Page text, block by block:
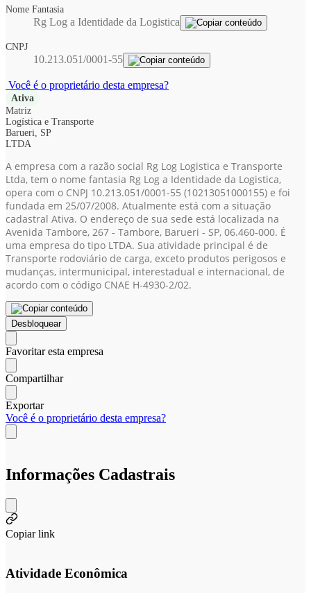
Nome Fantasia
Rg Log a Identidade da Logistica
CNPJ
10.213.051/0001-55
Você é o proprietário desta empresa?
Ativa
Matriz
Logística e Transporte
Barueri, SP
LTDA
A empresa com a razão social Rg Log Logistica e Transporte
Ltda, tem o nome fantasia Rg Log a Identidade da Logistica,
opera com o CNPJ 10.213.051/0001-55 (10213051000155) e foi
fundada em 25/07/2008. Atualmente está com a situação
cadastral Ativa. O endereço de sua sede está localizada na
Avenida Tambore, 267 - Tambore, Barueri - SP, 06.460-000. É
uma empresa do tipo LTDA. Sua atividade principal é de
Transporte rodoviário de carga, exceto produtos perigosos e
mudanças, intermunicipal, interestadual e internacional, de
acordo com o código CNAE H-4930-2/02.
Desbloquear
Favoritar esta empresa
Compartilhar
Exportar
Você é o proprietário desta empresa?
Informações Cadastrais
Copiar link
Atividade Econômica